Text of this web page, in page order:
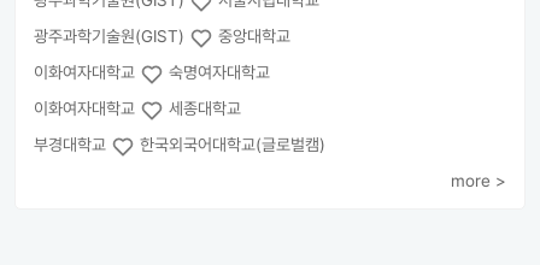
광주과학기술원(GIST)
중앙대학교
이화여자대학교
숙명여자대학교
이화여자대학교
세종대학교
부경대학교
한국외국어대학교(글로벌캠)
more >